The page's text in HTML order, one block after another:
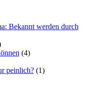
Bekannt werden durch
(4)
peinlich?(1)